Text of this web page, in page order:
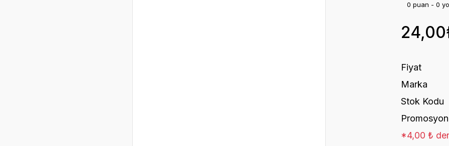
0 puan - 0
Fiyat
Marka
Stok Kodu
Promosyon
*4,00 ₺